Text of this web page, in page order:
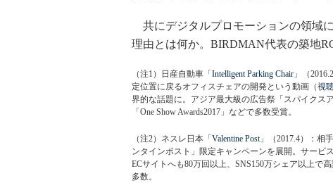
共にデジタルプロモーションの領域
理由とは何か。BIRDMAN代表の築地
（注1）日産自動車「 Intelligent Parking Chair 」（
定位置に戻るオフィスチェアの開発という動画（視
界的な話題に。アジア最大級の広告祭「スパイクス
「One Show Awards2017」などで多数受賞。
（注2）ネスレ日本「 Valentine Post」（2017.4）：相
ンタインポスト」限定キャンペーンを展開。サービ
ECサイトへも80万回以上、SNS150万シェア以上で
多数。